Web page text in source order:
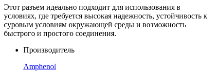
Этот разъем идеально подходит для использования в
условиях, где требуется высокая надежность, устойчивость к
суровым условиям окружающей среды и возможность
быстрого и простого соединения.
Производитель
Amphenol